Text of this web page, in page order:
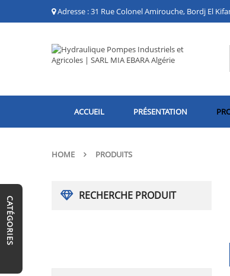
Adresse : 31 Rue Colonel Amirouche, Bordj El
ACCUEIL PRÉSENTATION
CATÉGORIES
HOME PRODUITS
RECHERCHE PRODUIT